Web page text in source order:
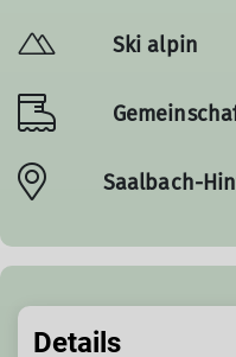
Ski alpin
Saalbach-
Details